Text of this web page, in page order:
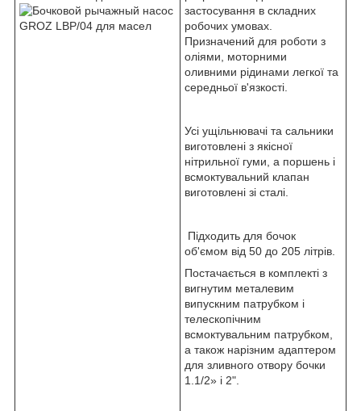
застосування в складних
робочих умовах.
Призначений для роботи з
оліями, моторними
оливними рідинами легкої та
середньої в'язкості.
Усі ущільнювачі та сальники
виготовлені з якісної
нітрильної гуми, а поршень і
всмоктувальний клапан
виготовлені зі сталі.
Підходить для бочок
об'ємом від 50 до 205 літрів.
Постачається в комплекті з
вигнутим металевим
випускним патрубком і
телескопічним
всмоктувальним патрубком,
а також нарізним адаптером
для зливного отвору бочки
1.1/2» і 2".